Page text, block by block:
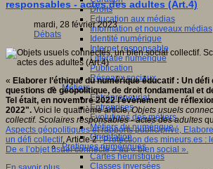
Droits
Education aux médias
Information et nouveaux médias
Identité numérique
Internet responsable
Littératie numérique
Publication
Réseaux sociaux
Métiers
Entrepreneuriat
Entreprises
Evolutions des métiers
Métiers du numérique
Orientation
Pratiques numériques
Cartes heuristiques
Classes inversées
responsables - actes des adultes (Art.4)
mardi, 28 février 2023
Débats
« Elaborer l’éthique du numérique éducatif : Un
questions de géopolitique, de droit fondamental et
Tel était, en novembre 2022 l'évènement de
2022". Voici le quatrième article,Objets usuels
collectif. Scolaires responsables - actes des adultes
Aspects géopolitiques et rapports public/privé,
un défi collectif, Article 2 :Protection des mineurs.es :
De « l’objet usuel connecté » au « bien social ».